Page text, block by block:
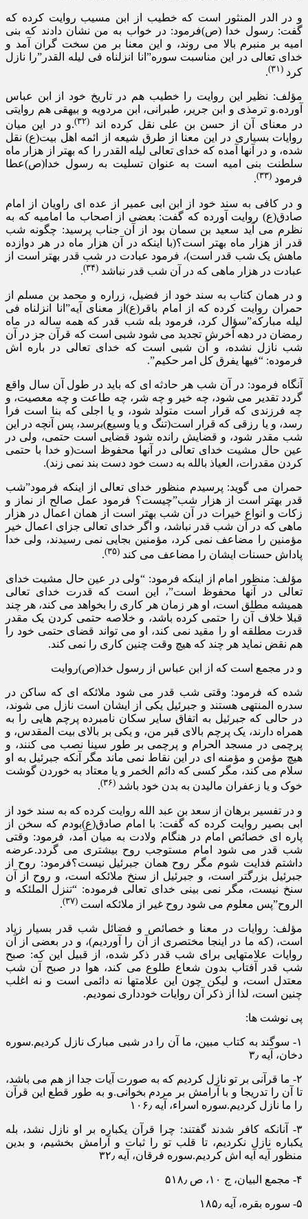
و در الدر المنثور است که خطیب از ابن مسیب روایت کرده که
گفت: رسول خدا (ص)فرمود: در خواب به من نشان دادند که بنی
امیه بر منبرم بالا می روند، و این معنا بر من سخت گران آمد و
خدای تعالی در این مناسبت سوره”انا انزلناه فی لیله القدر”را نازل
کرد (۳۱) .
مؤلف: نظیر این روایت را خطیب هم در تاریخ خود از ابن عباس
آورده.و ترمذی و ابن جریر، طبرانی، ابن مردویه و بیهقی هم روایتی
در معنای آن از حسن بن علی نقل کرده اند (۳۲)
.و در این میان
روایات بسیاری در این معنا از طرق شیعه از ائمه اهل بیت(ع) نقل
شده، و در آنها آمده که خدای تعالی لیله القدر را که بهتر از هزار ماه
سلطنت بنی امیه است به عنوان تسلیت به رسول خدا(ص)عطا
فرمود (۳۳) .
و در کافی به سند خود از ابن ابی عمیر از عده ای راویان از امام
صادق(ع) روایت آورده که گفت: بعضی از اصحاب ما امامیه که به
نظرم می آید سعید بن سمان بود از آن جناب پرسید: چگونه شب
قدر از هزار ماه بهتر است؟(با اینکه در آن هزار ماه در هر دوازده
ماهش یک شب قدر است)، فرمود عبادت در شب قدر بهتر است از
عبادت در هزار ماهی که در آن شب قدر نباشد (۳۴) .
و در همان کتاب به سند خود از فضیل، زراره و محمد بن مسلم از
حمران روایت کرده که از امام باقر(ع)از معنای آیه”انا انزلناه فی
لیله مبارکه”سؤال کرد، فرمود بله شب قدر که همه ساله در ماه
رمضان در دهه آخرش تجدید می شود شبی است که قرآن جز در آن
شب نازل نشده، و آن شبی است که خدای تعالی در باره اش
فرموده: “فیها یفرق کل امر حکیم”.
آنگاه فرمود: در آن شب هر حادثه ای که باید در طول آن سال واقع
گردد تقدیر می شود، چه خیر و چه شر، چه طاعت و چه معصیت، و
چه فرزندی که قرار است متولد شود، و یا اجلی که بنا است فرا
رسد، و یا رزقی که قرار است(تنگ و یا وسیع)برسد، پس آنچه در این
شب مقدر شود، و قضایش رانده شود قضایی است حتمی، ولی در
عین حال مشیت خدای تعالی در آنها محفوظ است(و خدا با حتمی
کردن مقدرات، العیاذ بالله به دست خود دست بند نمی زند).
حمران می گوید: پرسیدم منظور خدای تعالی از اینکه فرمود”شب
قدر بهتر است از هزار شب”چیست؟ فرمود عمل صالح از نماز و
زکات و انواع خیرات در آن شب بهتر است از همان اعمال در هزار
ماهی که در آن شب قدر نباشد، و اگر خدای تعالی جزای اعمال خیر
مؤمنین را مضاعف نمی کرد، مؤمنین بجایی نمی رسیدند، ولی خدا
پاداش حسنات ایشان را مضاعف می کند (۳۵) .
مؤلف: منظور امام از اینکه فرمود: “ولی در عین حال مشیت خدای
تعالی در آنها محفوظ است”، این است که قدرت خدای تعالی
همیشه مطلق است، او هر زمان هر کاری را بخواهد می کند، هر چند
قبلا خلاف آن را حتمی کرده باشد، و خلاصه حتمی کردن یک مقدر
قدرت مطلقه او را مقید نمی کند، او می تواند قضای حتمی خود را
هم نقض نماید هر چند که هیچ وقت چنین کاری را نمی کند.
و در مجمع است که از ابن عباس از رسول خدا(ص)روایت
شده که فرمود: وقتی شب قدر می شود ملائکه ای که ساکن در
سدره المنتهی هستند و جبرئیل یکی از ایشان است نازل می شوند،
در حالی که جبرئیل به اتفاق سایر سکان نامبرده پرچم هایی را به
همراه دارند، یک پرچم بالای قبر من، و یکی بر بالای بیت المقدس، و
پرچمی در مسجد الحرام و پرچمی بر طور سینا نصب می کنند، و
هیچ مؤمن و مؤمنه ای در این نقاط نمی ماند مگر آنکه جبرئیل به او
سلام می کند، مگر کسی که دائم الخمر و یا معتاد به خوردن گوشت
خوک و یا زعفران مالیدن به بدن خود باشد (۳۶) .
و در تفسیر برهان از سعد بن عبد الله روایت کرده که به سند خود از
ابی بصیر روایت کرده که گفت: با امام صادق(ع)بودم که سخن از
پاره ای خصائص امام در هنگام ولادت به میان آمد، فرمود: وقتی
شب قدر می شود امام مستوجب روح بیشتری می گردد.عرضه
داشتم فدایت شوم مگر روح همان جبرئیل نیست؟فرمود: روح از
جبرئیل بزرگتر است، و جبرئیل از سنخ ملائکه است، و روح از آن
سنخ نیست، مگر نمی بینی خدای تعالی فرموده: “تنزل الملئکه و
الروح”پس معلوم می شود روح غیر از ملائکه است (۳۷) .
مؤلف: روایات در معنا و خصائص و فضائل شب قدر بسیار زیاد
است، (که ما در اینجا مختصری از آن را آوردیم)، و در بعضی از آن
روایات علامتهایی برای شب قدر ذکر شده، از قبیل این که: صبح
شب قدر آفتاب بدون شعاع طلوع می کند، هوا در صبح آن شب
معتدل است، و لیکن چون این علامتها نه دائمی است و نه اغلب
چنین است، لذا از ذکر آن روایات خودداری نمودیم.
پی نوشت ها:
۱- سوگند به کتاب مبین، ما آن را در شبی مبارک نازل کردیم.سوره
دخان، آیه ۳٫
۲- ما قرآنی بر تو نازل کردیم که به صورت آیات جدا از هم می باشد،
تا آن را تدریجا و با آرامش بر مردم بخوانی.و به طور قطع این قرآن
را ما نازل کردیم.سوره اسراء، آیه ۱۰۶٫
۳- آنانکه کافر شدند گفتند: چرا قرآن یکباره بر او نازل نشد، بله
یکباره نازل نکردیم، تا قلب تو را ثبات و آرامش بخشیم، و بدین
منظور آیه آیه اش کردیم.سوره فرقان، آیه ۳۲٫
۴- مجمع البیان، ج ۱۰، ص ۵۱۸٫
۵- سوره بقره، آیه ۱۸۵٫